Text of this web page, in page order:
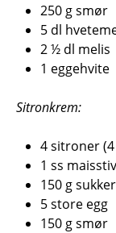
250 g smør
5 dl
2 ½ dl melis
1 eggehvite
Sitronkrem:
4 sitroner
1 ss
150 g sukker
5 store egg
150 g smør